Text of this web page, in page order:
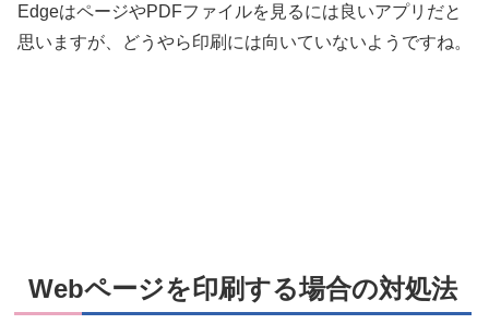
EdgeはページやPDFファイルを見るには良いアプリだと
思いますが、どうやら印刷には向いていないようですね。
Webページを印刷する場合の対処法